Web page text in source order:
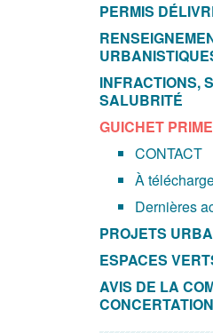
PERMIS
INFRACTIONS,
SALUBRITÉ
GUICHET
CONTACT
À
Dernières
PROJETS
ESPACES
AVIS DE LA
CONCERTATION